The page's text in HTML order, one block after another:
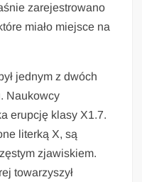
zarejestrowano
miało miejsce na
jednym z dwóch
Naukowcy
erupcję klasy X1.7.
literką X, są
zjawiskiem.
towarzyszył